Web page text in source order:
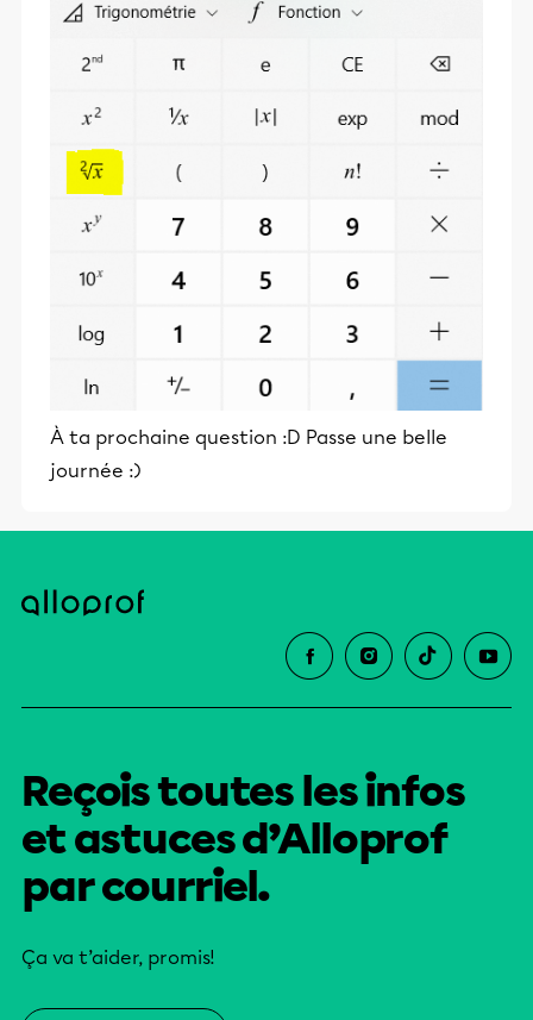
À ta prochaine question :D Passe une belle
journée :)
Reçois toutes les infos
et astuces d’Alloprof
par courriel.
Ça va t’aider, promis!